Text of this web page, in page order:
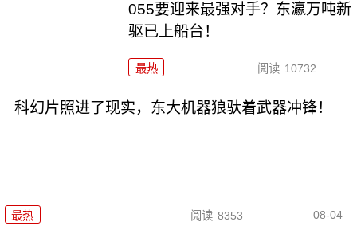
055要迎来最强对手？东瀛万吨新
驱已上船台！
最热 阅读 10732
科幻片照进了现实，东大机器狼驮着武器冲锋！
最热 阅读 8353 08-04